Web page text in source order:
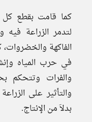
كما قامت بقطع كل
لتدمر الزراعة فيه
الفاكهة
في حرب المياه
والفرات وتتحكم
والتأثير على
بدلاَ من الإنتاج.